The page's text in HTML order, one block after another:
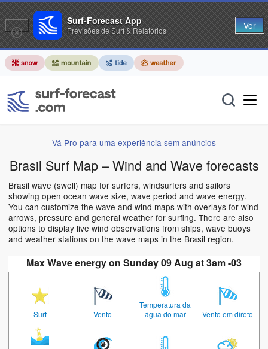
Vá Pro para uma experiência sem anúncios
Brasil Surf Map – Wind and Wave forecasts
Brasil wave (swell) map for surfers, windsurfers and sailors
showing open ocean wave size, wave period and wave energy.
You can customize the wave and wind maps with overlays for wind
arrows, pressure and general weather for surfing. There are also
options to display live wind observations from ships, wave buoys
and weather stations on the wave maps in the Brasil region.
Max Wave energy on Sunday 09 Aug at 3am -03
Surf Vento
Temperatura da
água do mar
Vento em direto
Surf-Forecast App
Previsões de Surf & Relatórios Ver